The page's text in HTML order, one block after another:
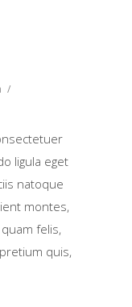
/
ligula eget
natoque
montes,
felis,
quis,